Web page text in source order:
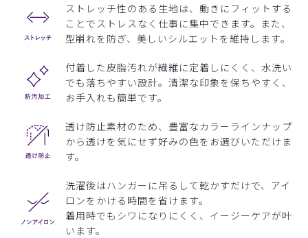
ストレッチ性のある生地は、動きにフィットする
ことでストレスなく仕事に集中できます。また、
型崩れを防ぎ、美しいシルエットを維持します。
付着した皮脂汚れが繊維に定着しにくく、水洗い
でも落ちやすい設計。清潔な印象を保ちやすく、
お手入れも簡単です。
透け防止素材のため、豊富なカラーラインナップ
から透けを気にせず好みの色をお選びいただけま
す。
洗濯後はハンガーに吊るして乾かすだけで、アイ
ロンをかける時間を省けます。
着用時でもシワになりにくく、イージーケアが叶
います。